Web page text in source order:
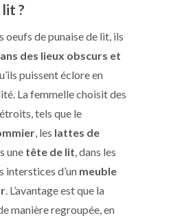
lit ?
oeufs de punaise de lit, ils
des lieux obscurs et
puissent éclore en
La femmelle choisit des
tels que le
, les lattes de
une tête de lit , dans les
interstices d’un meuble
. L’avantage est que la
manière regroupée, en